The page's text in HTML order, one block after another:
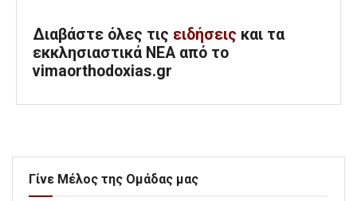
Διαβάστε όλες τις ειδήσεις και τα
εκκλησιαστικά ΝΕΑ από το
vimaorthodoxias.gr
Γίνε Μέλος της Ομάδας μας